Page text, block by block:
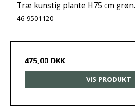
Træ kunstig plante H75 cm grøn.
46-9501120
475,00 DKK
VIS PRODUKT